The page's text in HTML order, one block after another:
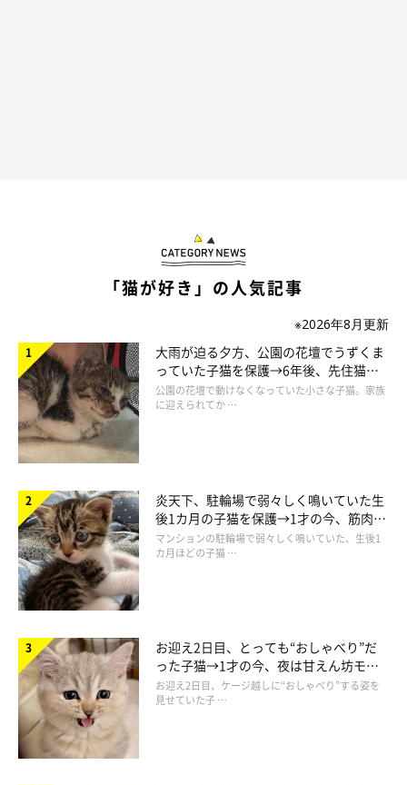
@pomm0112
うりゃっ！
「猫が好き」の人気記事
※2026年8月更新
大雨が迫る夕方、公園の花壇でうずくま
っていた子猫を保護→6年後、先住猫
と“姉妹”のような関係に
公園の花壇で動けなくなっていた小さな子猫。家族
に迎えられてか …
炎天下、駐輪場で弱々しく鳴いていた生
後1カ月の子猫を保護→1才の今、筋肉質
でツンデレなコに成長
マンションの駐輪場で弱々しく鳴いていた、生後1
カ月ほどの子猫 …
お迎え2日目、とっても“おしゃべり”だ
った子猫→1才の今、夜は甘えん坊モー
ドになるコに成長！
お迎え2日目、ケージ越しに“おしゃべり”する姿を
見せていた子 …